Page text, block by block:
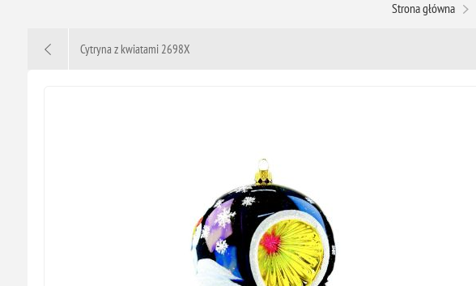
Strona główna
Cytryna z kwiatami 2698X